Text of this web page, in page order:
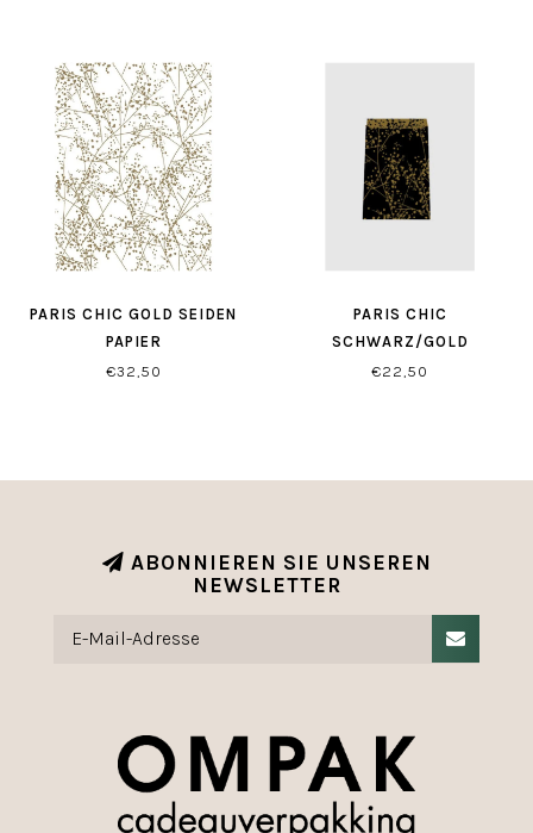
PARIS CHIC GOLD SEIDEN
PAPIER
€32,50
PARIS CHIC
SCHWARZ/GOLD
GESCHENKTŸTEN
€22,50
ABONNIEREN SIE UNSEREN
NEWSLETTER